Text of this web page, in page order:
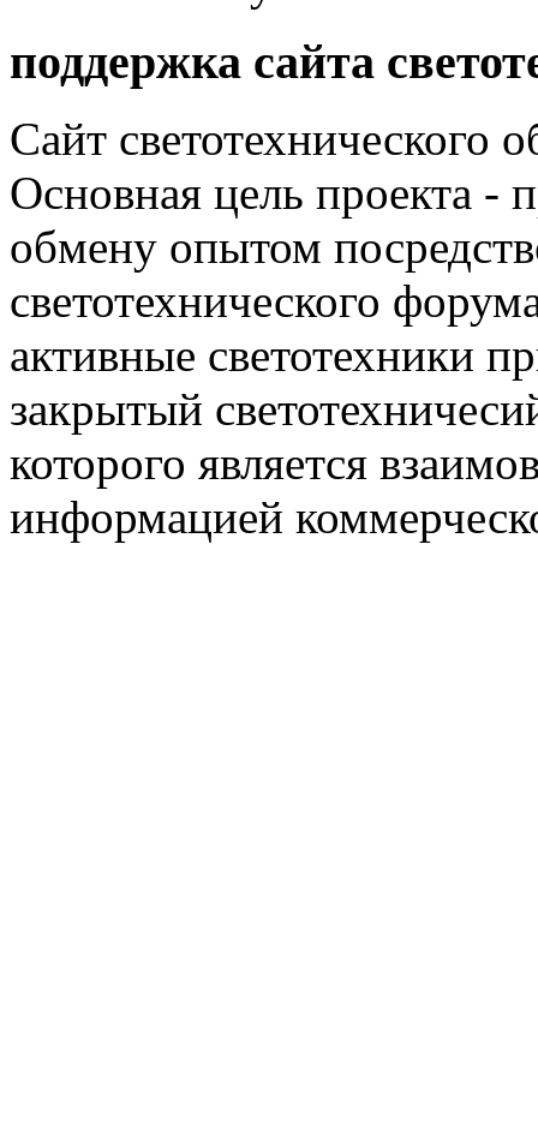
поддержка сайта
Сайт светотехнического
Основная цель проекта -
обмену опытом
светотехнического
активные светотехники
закрытый
которого является
информацией